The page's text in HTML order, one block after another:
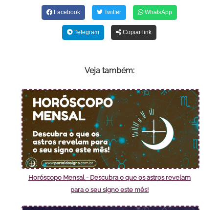
Facebook Twitter WhatsApp
Telegram Copiar link
Veja também:
Horóscopo Mensal - Descubra o que os astros revelam
para o seu signo este mês!